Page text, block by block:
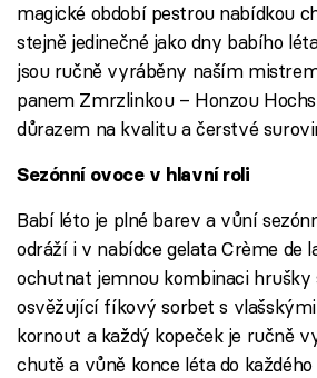
magické období pestrou nabídkou
stejně jedinečné jako dny babího
jsou ručně vyráběny naším
panem Zmrzlinkou – Honzou
důrazem na kvalitu a čerstvé
Sezónní ovoce v hlavní roli
Babí léto je plné barev a vůní
odráží i v nabídce gelata Crème de
ochutnat jemnou kombinaci hrušky
osvěžující fíkový sorbet s vlašskými
kornout a každý kopeček je ručně
chutě a vůně konce léta do každého